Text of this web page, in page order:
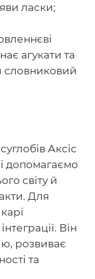
ласки;
агукати та
словниковий
Аксіс
допомагаємо
світу й
Для
Він
розвиває
та